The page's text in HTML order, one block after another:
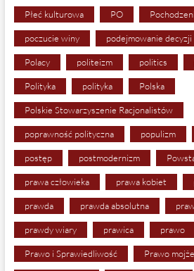
Płeć kulturowa PO
poczucie winy podejmowanie decyzji
Polacy politeizm politics
Polityka polityka Polska
Polskie Stowarzyszenie Racjonalistów
poprawność polityczna populizm
postęp postmodernizm
prawa człowieka prawa kobiet
prawda prawda absolutna
prawdy wiary prawica prawo
Prawo i Sprawiedliwość Prawo